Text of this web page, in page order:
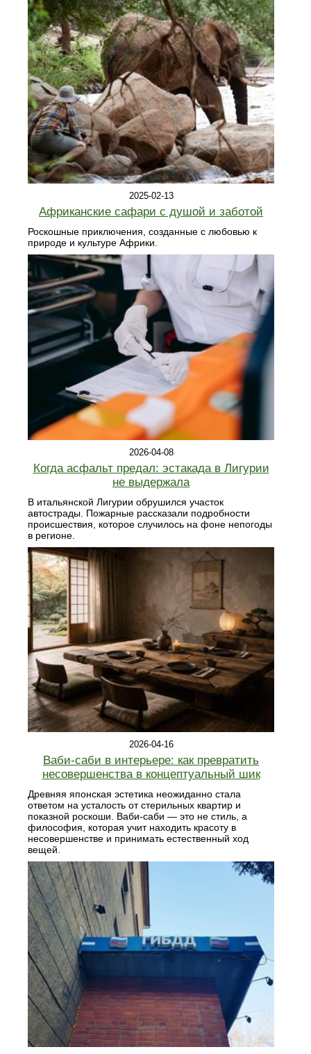
2025-02-13
Африканские сафари с душой и заботой
Роскошные приключения, созданные с любовью к
природе и культуре Африки.
2026-04-08
Когда асфальт предал: эстакада в Лигурии
не выдержала
В итальянской Лигурии обрушился участок
автострады. Пожарные рассказали подробности
происшествия, которое случилось на фоне непогоды
в регионе.
2026-04-16
Ваби-саби в интерьере: как превратить
несовершенства в концептуальный шик
Древняя японская эстетика неожиданно стала
ответом на усталость от стерильных квартир и
показной роскоши. Ваби-саби — это не стиль, а
философия, которая учит находить красоту в
несовершенстве и принимать естественный ход
вещей.